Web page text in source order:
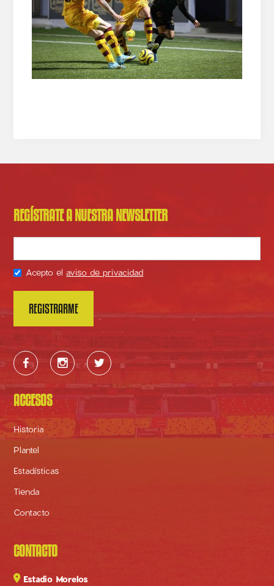
REGÍSTRATE A NUESTRA NEWSLETTER
Acepto el aviso de privacidad
  
ACCESOS
Historia
Plantel
Estadísticas
Tienda
Contacto
CONTACTO
 Estadio Morelos